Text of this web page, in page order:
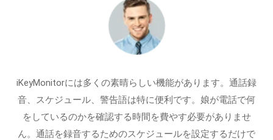
iKeyMonitorには多くの素晴らしい機能があります。通話録
音、スケジュール、警告語は特に便利です。娘が電話で何
をしているのかを確認する時間を費やす必要がありませ
ん。通話を録音するためのスケジュールを設定するだけで